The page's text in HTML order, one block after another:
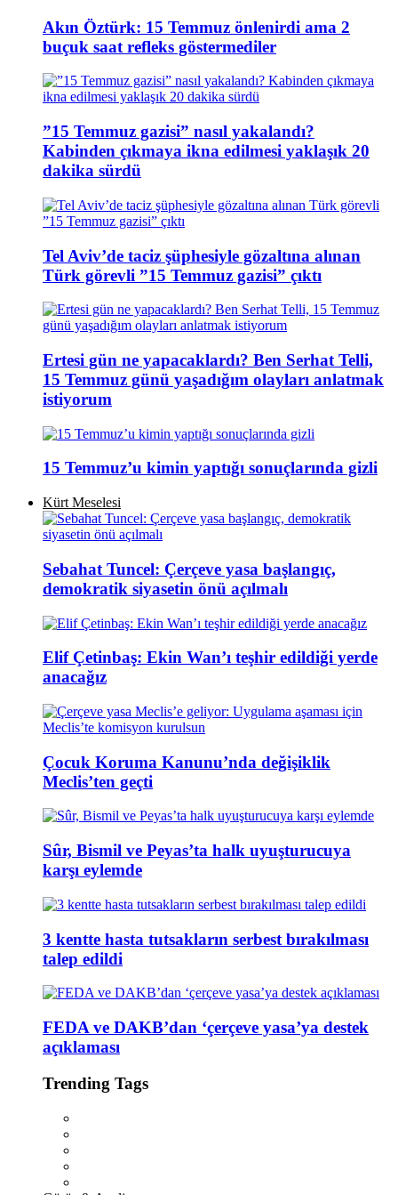
Akın Öztürk: 15 Temmuz önlenirdi ama 2
buçuk saat refleks göstermediler
”15 Temmuz gazisi” nasıl yakalandı?
Kabinden çıkmaya ikna edilmesi yaklaşık 20
dakika sürdü
Tel Aviv’de taciz şüphesiyle gözaltına alınan
Türk görevli ”15 Temmuz gazisi” çıktı
Ertesi gün ne yapacaklardı? Ben Serhat Telli,
15 Temmuz günü yaşadığım olayları anlatmak
istiyorum
15 Temmuz’u kimin yaptığı sonuçlarında gizli
Kürt Meselesi
Sebahat Tuncel: Çerçeve yasa başlangıç,
demokratik siyasetin önü açılmalı
Elif Çetinbaş: Ekin Wan’ı teşhir edildiği yerde
anacağız
Çocuk Koruma Kanunu’nda değişiklik
Meclis’ten geçti
Sûr, Bismil ve Peyas’ta halk uyuşturucuya
karşı eylemde
3 kentte hasta tutsakların serbest bırakılması
talep edildi
FEDA ve DAKB’dan ‘çerçeve yasa’ya destek
açıklaması
Trending Tags